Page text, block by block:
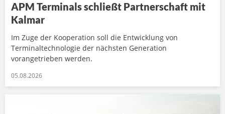
APM Terminals schließt Partnerschaft mit
Kalmar
Im Zuge der Kooperation soll die Entwicklung von
Terminaltechnologie der nächsten Generation
vorangetrieben werden.
05.08.2026